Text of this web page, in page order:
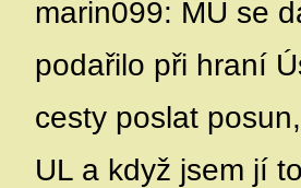
marin099: MU se
podařilo při hraní
cesty poslat
UL a když jsem jí